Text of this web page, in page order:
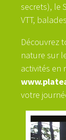
secrets), le
VTT,
Découvrez
nature sur
activités en
votre